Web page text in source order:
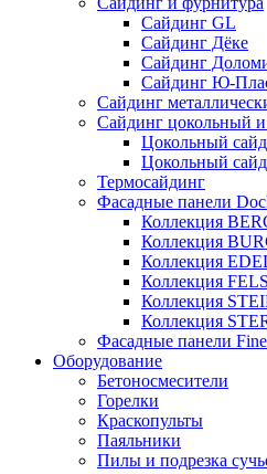
Сайдинг GL
Сайдинг Дёке
Сайдинг
Сайдинг Ю-
Сайдинг
Сайдинг цокольный
Цокольный
Цокольный
Термосайдинг
Фасадные панели
Коллекция
Коллекция
Коллекция
Коллекция FELS
Коллекция
Коллекция
Фасадные панели
Оборудование
Бетоносмесители
Горелки
Краскопульты
Паяльники
Пилы и подрезка